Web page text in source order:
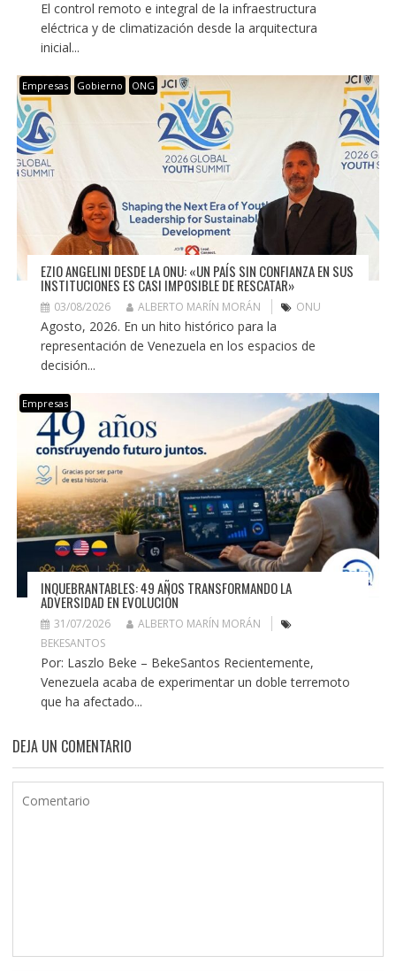
El control remoto e integral de la infraestructura
eléctrica y de climatización desde la arquitectura
inicial...
Empresas Gobierno ONG
EZIO ANGELINI DESDE LA ONU: «UN PAÍS SIN CONFIANZA EN SUS
INSTITUCIONES ES CASI IMPOSIBLE DE RESCATAR»
03/08/2026 ALBERTO MARÍN MORÁN ONU
Agosto, 2026. En un hito histórico para la
representación de Venezuela en los espacios de
decisión...
Empresas
INQUEBRANTABLES: 49 AÑOS TRANSFORMANDO LA
ADVERSIDAD EN EVOLUCIÓN
31/07/2026
ALBERTO MARÍN MORÁN
BEKESANTOS
Por: Laszlo Beke – BekeSantos Recientemente,
Venezuela acaba de experimentar un doble terremoto
que ha afectado...
DEJA UN COMENTARIO